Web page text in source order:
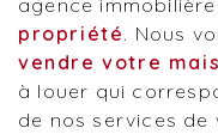
propriété. Nous
vendre votre
à louer qui
de nos services